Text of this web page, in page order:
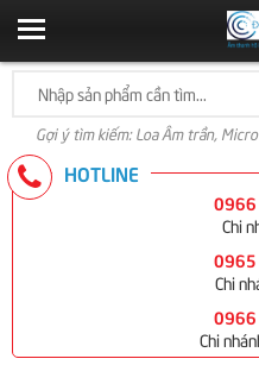
Gợi ý tìm kiếm: Loa Âm trần,
HOTLINE
Chi
Chi
Chi